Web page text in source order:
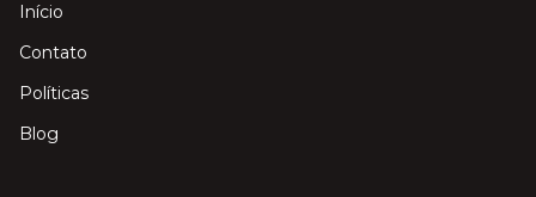
Início
Contato
Políticas
Blog